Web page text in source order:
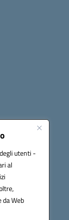
utenti -
al
Web